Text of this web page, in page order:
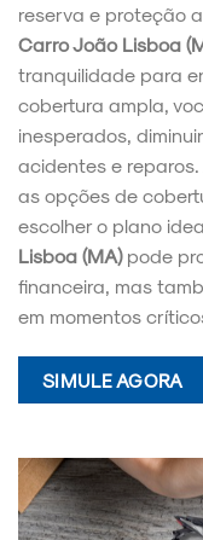
reserva e proteção
Carro João Lisboa
tranquilidade para
cobertura ampla,
inesperados,
acidentes e
as opções de
escolher o plano
Lisboa (MA)pode
financeira, mas
em momentos
SIMULE AGORA